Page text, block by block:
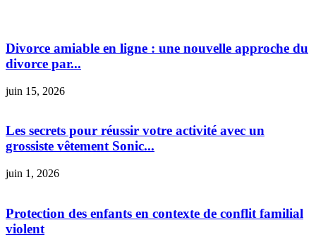
Divorce amiable en ligne : une nouvelle approche du
divorce par...
juin 15, 2026
Les secrets pour réussir votre activité avec un
grossiste vêtement Sonic...
juin 1, 2026
Protection des enfants en contexte de conflit familial
violent